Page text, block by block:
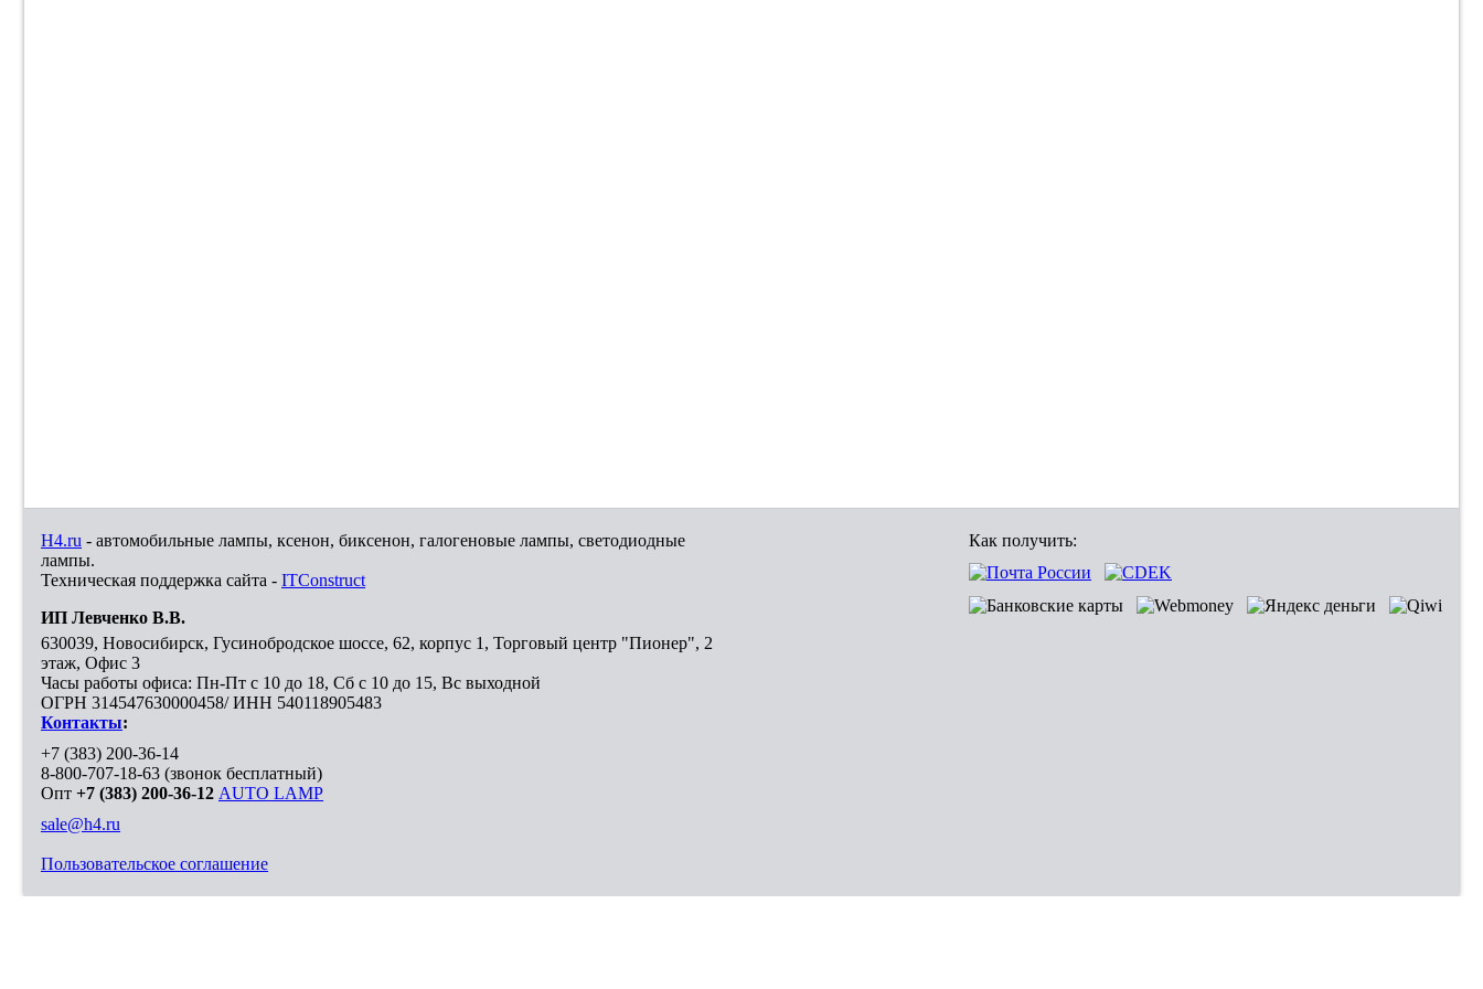
H4.ru - автомобильные лампы, ксенон, биксенон, галогеновые лампы, светодиодные
лампы.
Техническая поддержка сайта - ITConstruct
ИП Левченко В.В.
630039, Новосибирск, Гусинобродское шоссе, 62, корпус 1, Торговый центр "Пионер", 2
этаж, Офис 3
Часы работы офиса: Пн-Пт с 10 до 18, Сб с 10 до 15, Вс выходной
ОГРН 314547630000458/ ИНН 540118905483
Контакты:
+7 (383) 200-36-14
8-800-707-18-63 (звонок бесплатный)
Опт +7 (383) 200-36-12 AUTO LAMP
sale@h4.ru
Пользовательское соглашение
Как получить: